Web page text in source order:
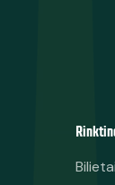
Bilietai